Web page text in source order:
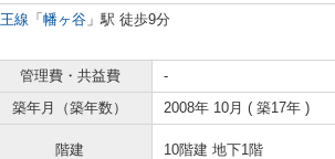
線 「 幡ヶ谷 」駅 徒歩9分
管理費・共益費
-
築年月（築年数） 2008年 10月 ( 築17年 )
階建 10階建 地下1階